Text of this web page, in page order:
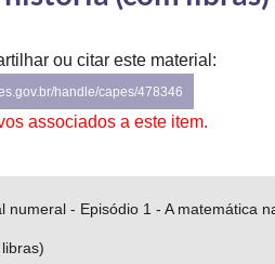
ou citar este material:
handle/capes/478346
associados a este item.
numeral - Episódio 1 - A matemática